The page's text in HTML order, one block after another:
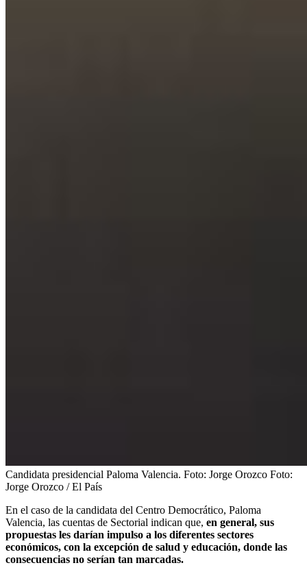
Candidata presidencial Paloma Valencia. Foto: Jorge Orozco Foto:
Jorge Orozco / El País
En el caso de la candidata del Centro Democrático, Paloma
Valencia, las cuentas de Sectorial indican que, en general, sus
propuestas les darían impulso a los diferentes sectores
económicos, con la excepción de salud y educación, donde las
consecuencias no serían tan marcadas.